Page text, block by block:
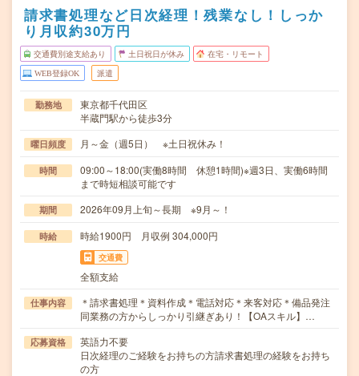
請求書処理など日次経理！残業なし！しっか
り月収約30万円
交通費別途支給あり 土日祝日が休み 在宅・リモート
WEB登録OK 派遣
勤務地
東京都千代田区
半蔵門駅から徒歩3分
曜日頻度 月～金（週5日） ※土日祝休み！
時間
09:00～18:00(実働8時間 休憩1時間)※週3日、実働6時間
まで時短相談可能です
期間 2026年09月上旬～長期 ※9月～！
時給 時給1900円 月収例 304,000円
交通費
全額支給
仕事内容
＊請求書処理＊資料作成＊電話対応＊来客対応＊備品発注
同業務の方からしっかり引継ぎあり！【OAスキル】…
応募資格
英語力不要
日次経理のご経験をお持ちの方請求書処理の経験をお持ち
の方